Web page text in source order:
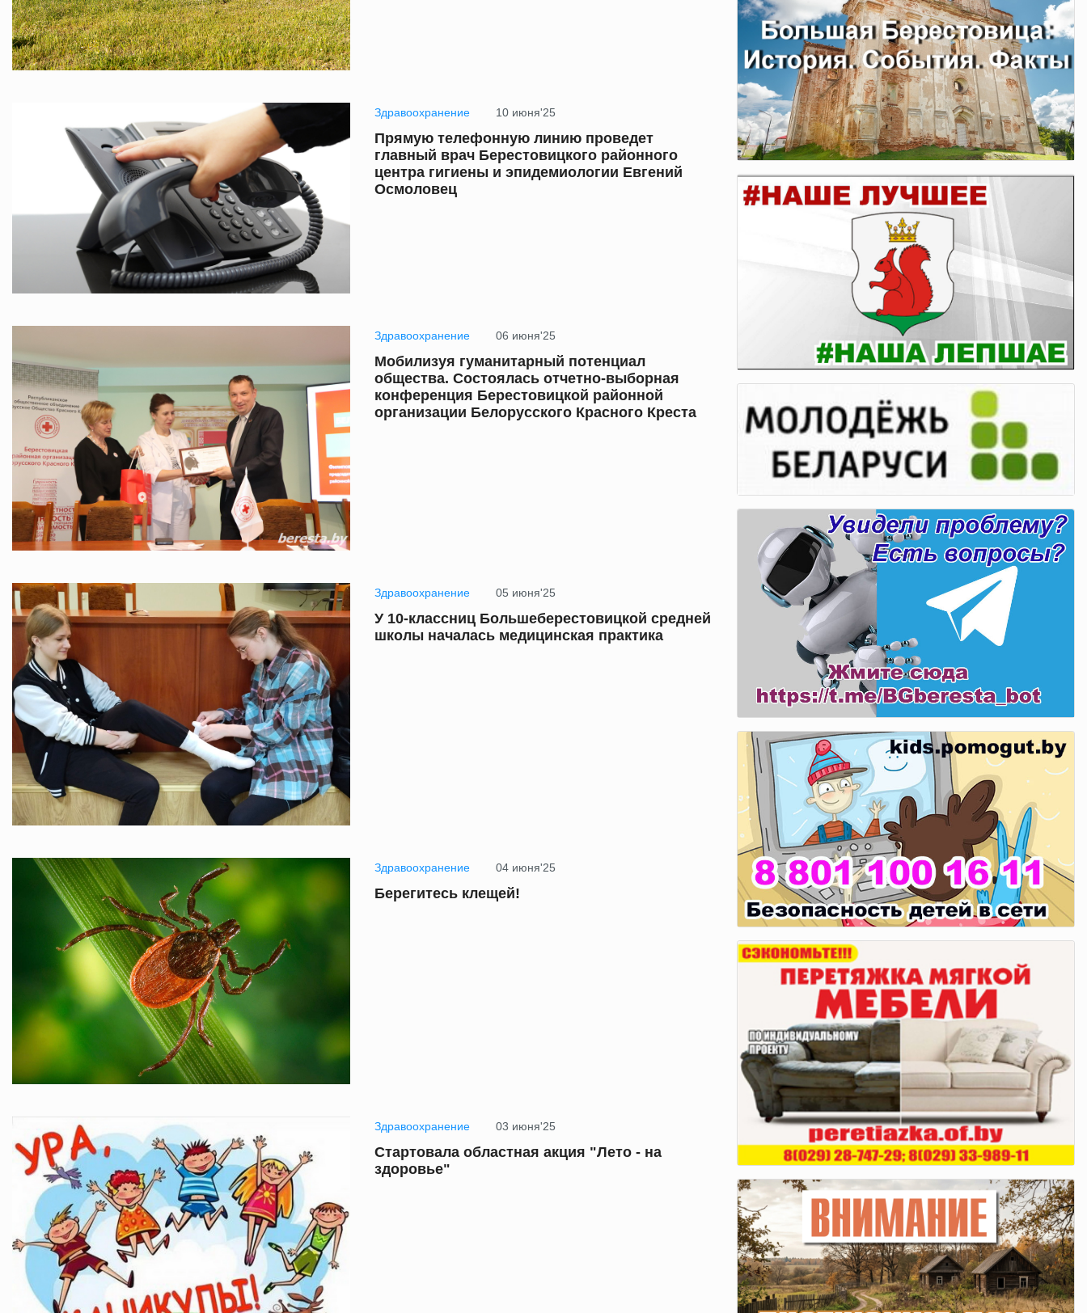
Здравоохранение 10 июня'25
Прямую телефонную линию проведет
главный врач Берестовицкого районного
центра гигиены и эпидемиологии Евгений
Осмоловец
Здравоохранение 06 июня'25
Мобилизуя гуманитарный потенциал
общества. Состоялась отчетно-выборная
конференция Берестовицкой районной
организации Белорусского Красного Креста
Здравоохранение 05 июня'25
У 10-классниц Большеберестовицкой средней
школы началась медицинская практика
Здравоохранение 04 июня'25
Берегитесь клещей!
Здравоохранение 03 июня'25
Стартовала областная акция "Лето - на
здоровье"